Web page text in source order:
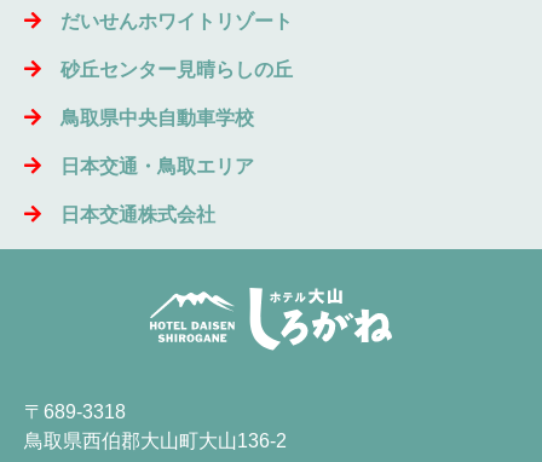
だいせんホワイトリゾート
砂丘センター見晴らしの丘
鳥取県中央自動車学校
日本交通・鳥取エリア
日本交通株式会社
〒689-3318
鳥取県西伯郡大山町大山136-2